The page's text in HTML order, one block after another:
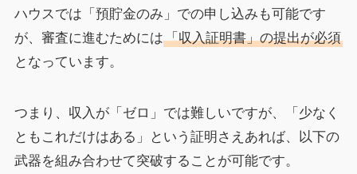
ハウスでは「預貯金のみ」での申し込みも可能です
が、審査に進むためには「収入証明書」の提出が必須
となっています。
つまり、収入が「ゼロ」では難しいですが、「少なく
ともこれだけはある」という証明さえあれば、以下の
武器を組み合わせて突破することが可能です。